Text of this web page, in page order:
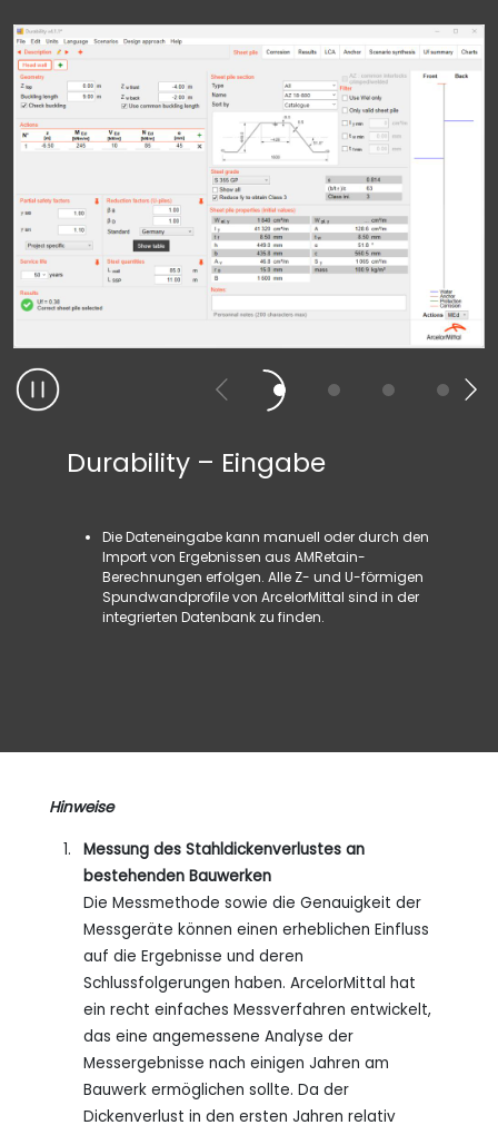
Durability – Eingabe
Die Dateneingabe kann manuell oder durch den
Import von Ergebnissen aus AMRetain-
Berechnungen erfolgen. Alle Z- und U-förmigen
Spundwandprofile von ArcelorMittal sind in der
integrierten Datenbank zu finden.
Hinweise
Messung des Stahldickenverlustes an
bestehenden Bauwerken
Die Messmethode sowie die Genauigkeit der
Messgeräte können einen erheblichen Einfluss
auf die Ergebnisse und deren
Schlussfolgerungen haben. ArcelorMittal hat
ein recht einfaches Messverfahren entwickelt,
das eine angemessene Analyse der
Messergebnisse nach einigen Jahren am
Bauwerk ermöglichen sollte. Da der
Dickenverlust in den ersten Jahren relativ